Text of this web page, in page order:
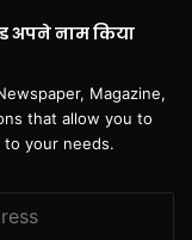
अपने नाम किया
Magazine,
that allow you to
your needs.